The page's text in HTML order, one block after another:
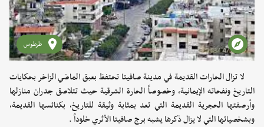
طرطوس
لا تزال الحارات القديمة في مدينة صافيتا تحتفظ بعبق الماضي الزاخر بحكايات
التاريخ ونفحاته الإيمانية، وخصوصاً الحارة الشرقية حيث تتلاصق جدران منازلها
وأرصفتها الحجرية القديمة التي تعد بمثابة وثيقة للتاريخ، بكنائسها القديمة،
وبشخصياتها التي لا يزال ذكرها يشبه برج صافيتا الأثري خلوداً .